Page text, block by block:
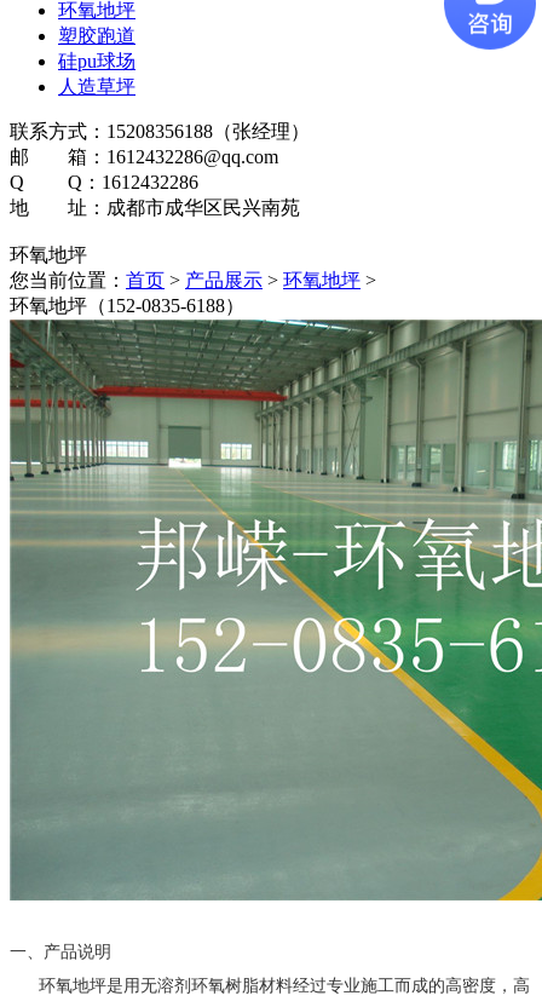
环氧地坪
塑胶跑道
硅pu球场
人造草坪
联系方式：15208356188（张经理）
邮 箱：1612432286@qq.com
Q Q：1612432286
地 址：成都市成华区民兴南苑
环氧地坪
您当前位置： 首页 > 产品展示 > 环氧地坪 >
环氧地坪（152-0835-6188）
一、产品说明
环氧地坪是用无溶剂环氧树脂材料经过专业施工而成的高密度，高